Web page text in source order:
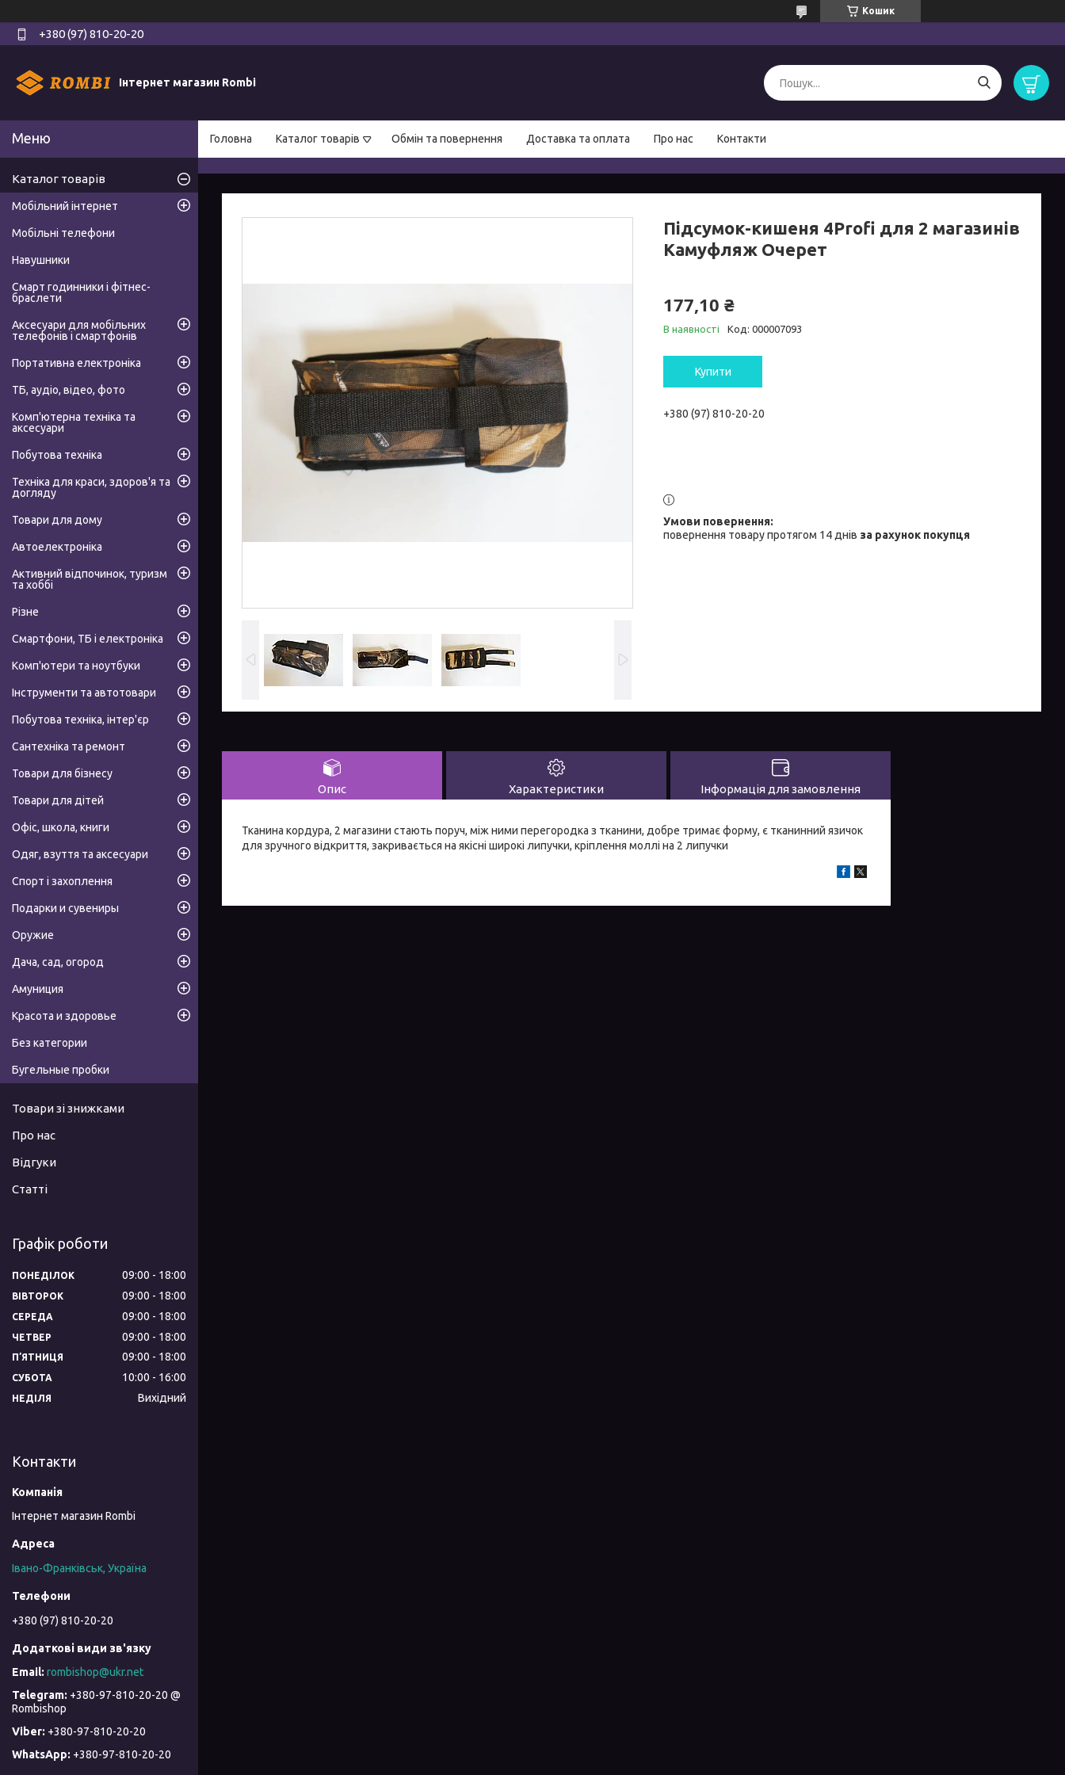
Кошик
+380 (97) 810-20-20
Інтернет магазин Rombi
Головна Каталог товарів Обмін та повернення Доставка та оплата Про нас Контакти
Підсумок-кишеня 4Profi для 2 магазинів
Камуфляж Очерет
177,10 ₴
В наявності Код: 000007093
Купити
+380 (97) 810-20-20
повернення товару протягом 14 днів за рахунок покупця
Опис Характеристики Інформація для замовлення
Тканина кордура, 2 магазини стають поруч, між ними перегородка з тканини, добре тримає форму, є тканинний язичок
для зручного відкриття, закривається на якісні широкі липучки, кріплення моллі на 2 липучки
Каталог товарів
Мобільний інтернет
Мобільні телефони
Навушники
Смарт годинники і фітнес-
браслети
Аксесуари для мобільних
телефонів і смартфонів
Портативна електроніка
ТБ, аудіо, відео, фото
Комп'ютерна техніка та
аксесуари
Побутова техніка
Техніка для краси, здоров'я та
догляду
Товари для дому
Автоелектроніка
Активний відпочинок, туризм
та хоббі
Різне
Смартфони, ТБ і електроніка
Комп'ютери та ноутбуки
Інструменти та автотовари
Побутова техніка, інтер'єр
Сантехніка та ремонт
Товари для бізнесу
Товари для дітей
Офіс, школа, книги
Одяг, взуття та аксесуари
Спорт і захоплення
Подарки и сувениры
Оружие
Дача, сад, огород
Амуниция
Красота и здоровье
Без категории
Бугельные пробки
Товари зі знижками
Про нас
Відгуки
Статті
Графік роботи
ПОНЕДІЛОК 09:00 18:00
ВІВТОРОК 09:00 18:00
СЕРЕДА 09:00 18:00
ЧЕТВЕР 09:00 18:00
ПʼЯТНИЦЯ 09:00 18:00
СУБОТА 10:00 16:00
НЕДІЛЯ Вихідний
Контакти
Інтернет магазин Rombi
Івано-Франківськ, Україна
+380 (97) 810-20-20
rombishop@ukr.net
+380-97-810-20-20 @
Rombishop
+380-97-810-20-20
+380-97-810-20-20